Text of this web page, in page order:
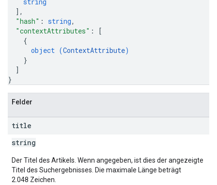
] ,
"hash" : string,
"contextAttributes" :
[
{
object (ContextAttribute)
}
]
}
Felder
title
string
Der Titel des Artikels. Wenn angegeben, ist dies der angezeigte
Titel des Suchergebnisses. Die maximale Länge beträgt
2.048 Zeichen.